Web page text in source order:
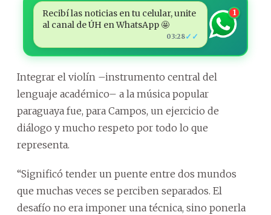
Recibí las noticias en tu celular, unite
al canal de ÚH en WhatsApp 🤩
03:28✓✓
1
Integrar el violín –instrumento central del
lenguaje académico– a la música popular
paraguaya fue, para Campos, un ejercicio de
diálogo y mucho respeto por todo lo que
representa.
“Significó tender un puente entre dos mundos
que muchas veces se perciben separados. El
desafío no era imponer una técnica, sino ponerla